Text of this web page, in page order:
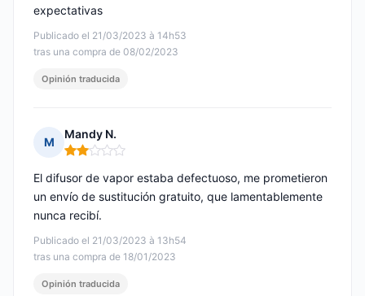
Publicado el 21/03/2023 à 14h53
tras una compra de 08/02/2023
expectativas
Opinión traducida
M
Mandy N.
Nota: 2 de 5
Publicado el 21/03/2023 à 13h54
tras una compra de 18/01/2023
El difusor de vapor estaba defectuoso, me prometieron
un envío de sustitución gratuito, que lamentablemente
nunca recibí.
Opinión traducida